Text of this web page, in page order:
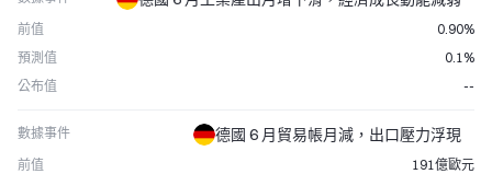
前值
0.90%
預測值
0.1%
公布值
--
數據事件 德國 6 月貿易帳月減，出口壓力浮現
前值
191億歐元